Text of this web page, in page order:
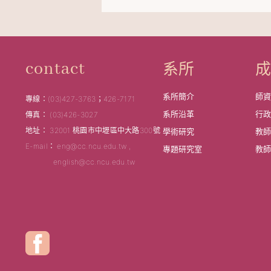
contact
專線：(03)427-3763；426-7171
傳真： (03)426-3027
地址： 32001 桃園市中壢區中大路300號
E-mail： eng@cc.ncu.edu.tw ,
english@cc.ncu.edu.tw
系所
系所簡介
系所沿革
學術研究
專題研究室
師資
行
教
教